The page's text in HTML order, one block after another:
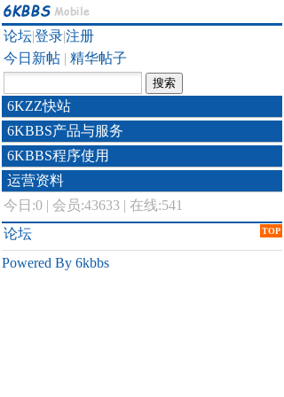
论坛|登录|注册
今日新帖 | 精华帖子
6KZZ快站
6KBBS产品与服务
6KBBS程序使用
运营资料
今日:0 | 会员:43633 | 在线:541
TOP
论坛
Powered By 6kbbs